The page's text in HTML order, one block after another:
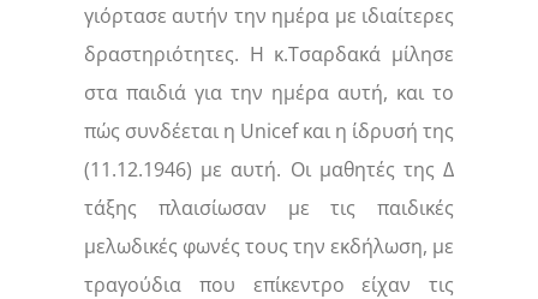
γιόρτασε αυτήν την ημέρα με ιδιαίτερες
δραστηριότητες. Η κ.Τσαρδακά μίλησε
στα παιδιά για την ημέρα αυτή, και το
πώς συνδέεται η Unicef και η ίδρυσή της
(11.12.1946) με αυτή. Οι μαθητές της Δ
τάξης πλαισίωσαν με τις παιδικές
μελωδικές φωνές τους την εκδήλωση, με
τραγούδια που επίκεντρο είχαν τις